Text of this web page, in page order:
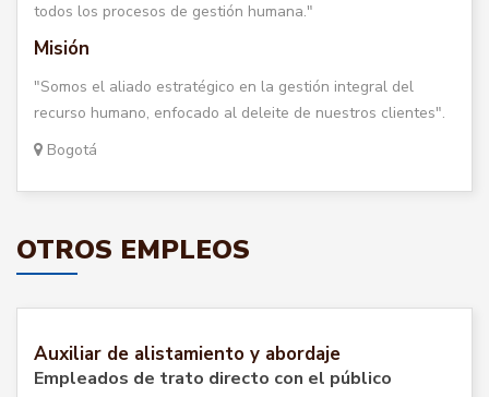
todos los procesos de gestión humana."
Misión
"Somos el aliado estratégico en la gestión integral del
recurso humano, enfocado al deleite de nuestros clientes".
Bogotá
OTROS EMPLEOS
Auxiliar de alistamiento y abordaje
Empleados de trato directo con el público